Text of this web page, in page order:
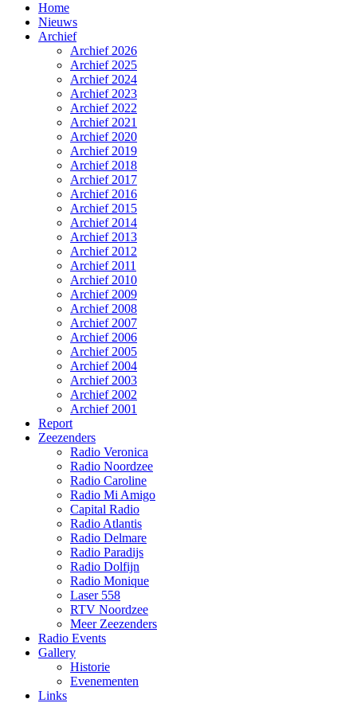
Home
Nieuws
Archief
Archief 2026
Archief 2025
Archief 2024
Archief 2023
Archief 2022
Archief 2021
Archief 2020
Archief 2019
Archief 2018
Archief 2017
Archief 2016
Archief 2015
Archief 2014
Archief 2013
Archief 2012
Archief 2011
Archief 2010
Archief 2009
Archief 2008
Archief 2007
Archief 2006
Archief 2005
Archief 2004
Archief 2003
Archief 2002
Archief 2001
Report
Zeezenders
Radio Veronica
Radio Noordzee
Radio Caroline
Radio Mi Amigo
Capital Radio
Radio Atlantis
Radio Delmare
Radio Paradijs
Radio Dolfijn
Radio Monique
Laser 558
RTV Noordzee
Meer Zeezenders
Radio Events
Gallery
Historie
Evenementen
Links